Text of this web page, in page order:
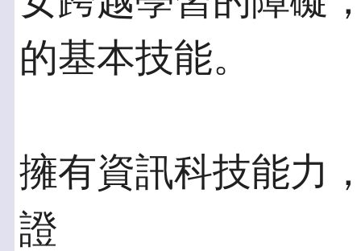
的基本技能。
擁有資訊科技能力
證